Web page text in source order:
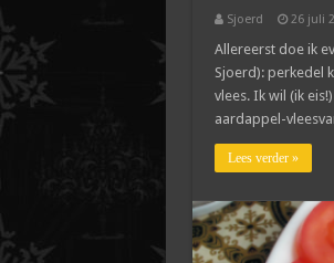
Sjoerd 26 juli
Allereerst doe ik
Sjoerd): perkedel
vlees. Ik wil (ik
aardappel-
Lees verder »